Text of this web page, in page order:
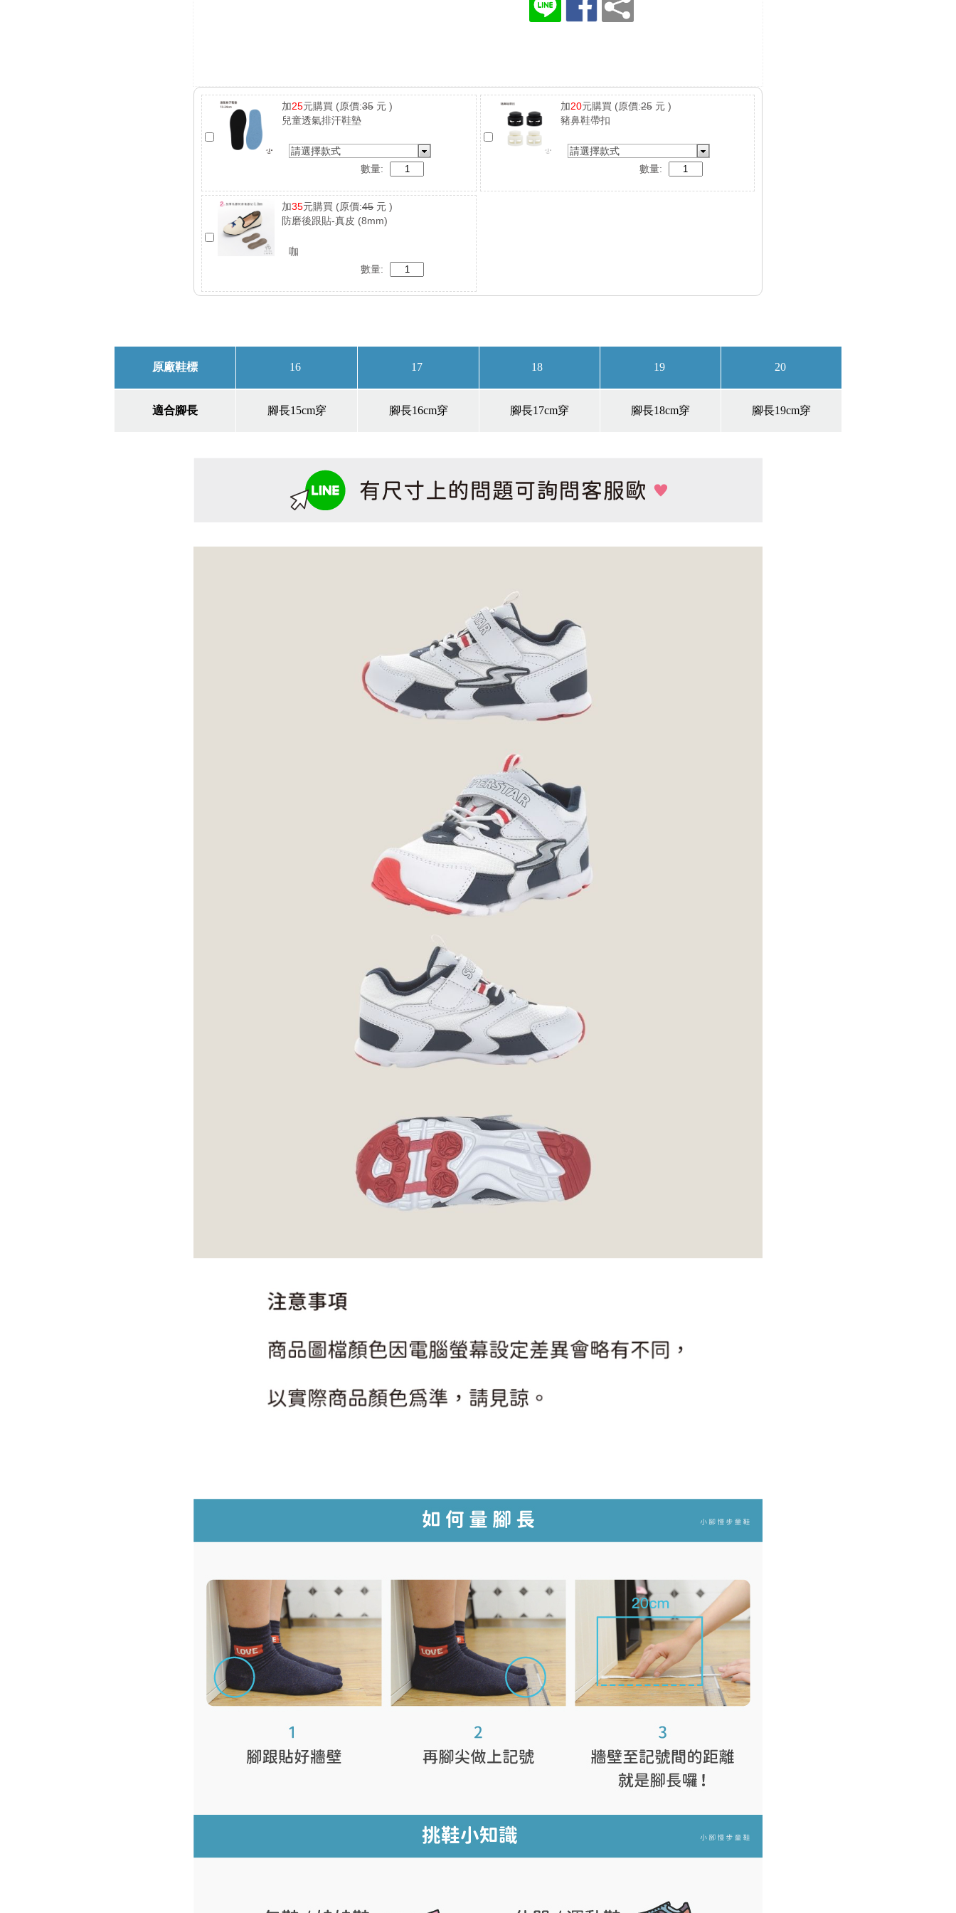
加25元購買 (原價:35 元 )
兒童透氣排汗鞋墊
請選擇款式
數量:
加20元購買 (原價:25元 )
豬鼻鞋帶扣
請選擇款式
數量:
加35元購買 (原價:45 元 )
防磨後跟貼-真皮 (8mm)
咖
數量: